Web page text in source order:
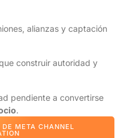
alianzas y captación
construir autoridad y
pendiente a convertirse
.
META CHANNEL